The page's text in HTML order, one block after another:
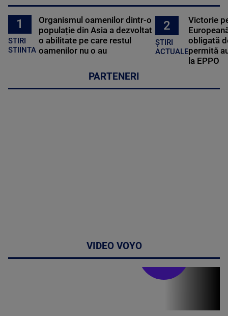
1
STIRI
STIINTA
Organismul oamenilor dintr-o
populație din Asia a dezvoltat
o abilitate pe care restul
oamenilor nu o au
2
ȘTIRI
ACTUALE
Victorie
obligată
permită
la EPPO
PARTENERI
VIDEO VOYO